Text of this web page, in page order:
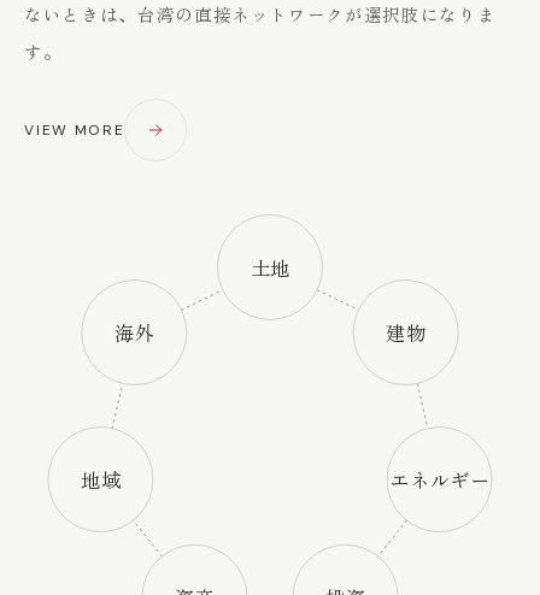
ないときは、台湾の直接ネットワークが選択肢になりま
す。
VIEW MORE
土地
建物
エネルギー
地域
海外